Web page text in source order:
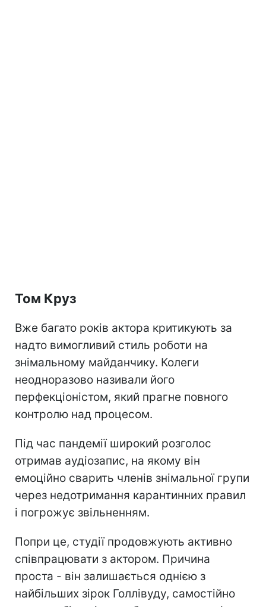
Том Круз
Вже багато років актора критикують за
надто вимогливий стиль роботи на
знімальному майданчику. Колеги
неодноразово називали його
перфекціоністом, який прагне повного
контролю над процесом.
Під час пандемії широкий розголос
отримав аудіозапис, на якому він
емоційно сварить членів знімальної групи
через недотримання карантинних правил
і погрожує звільненням.
Попри це, студії продовжують активно
співпрацювати з актором. Причина
проста - він залишається однією з
найбільших зірок Голлівуду, самостійно